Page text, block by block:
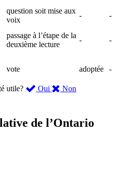
question soit mise aux
voix
-
-
passage à l’étape de la
deuxième lecture
- -
vote adoptée -
utile? Oui ,
été
Non
m’a
de l’Ontario